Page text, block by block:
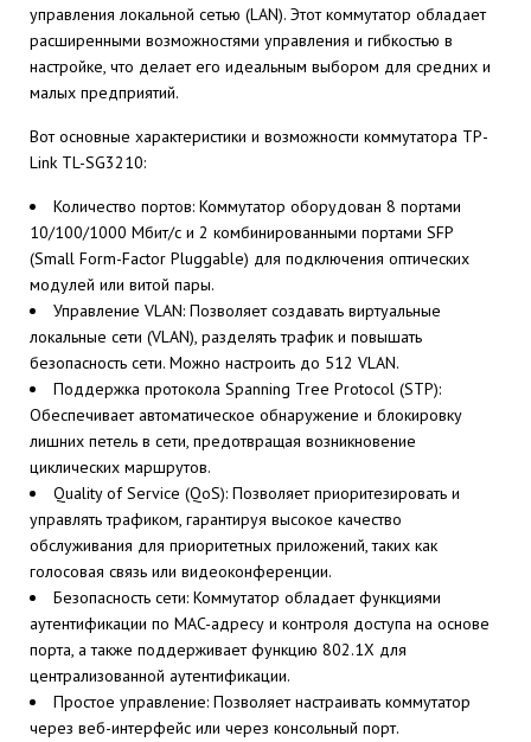
управления локальной сетью (LAN). Этот коммутатор обладает
расширенными возможностями управления и гибкостью в
настройке, что делает его идеальным выбором для средних и
малых предприятий.
Вот основные характеристики и возможности коммутатора TP-
Link TL-SG3210:
Количество портов: Коммутатор оборудован 8 портами
10/100/1000 Мбит/с и 2 комбинированными портами SFP
(Small Form-Factor Pluggable) для подключения оптических
модулей или витой пары.
Управление VLAN: Позволяет создавать виртуальные
локальные сети (VLAN), разделять трафик и повышать
безопасность сети. Можно настроить до 512 VLAN.
Поддержка протокола Spanning Tree Protocol (STP):
Обеспечивает автоматическое обнаружение и блокировку
лишних петель в сети, предотвращая возникновение
циклических маршрутов.
Quality of Service (QoS): Позволяет приоритезировать и
управлять трафиком, гарантируя высокое качество
обслуживания для приоритетных приложений, таких как
голосовая связь или видеоконференции.
Безопасность сети: Коммутатор обладает функциями
аутентификации по MAC-адресу и контроля доступа на основе
порта, а также поддерживает функцию 802.1X для
централизованной аутентификации.
Простое управление: Позволяет настраивать коммутатор
через веб-интерфейс или через консольный порт.